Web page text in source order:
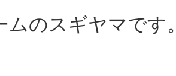
のスギヤマです。